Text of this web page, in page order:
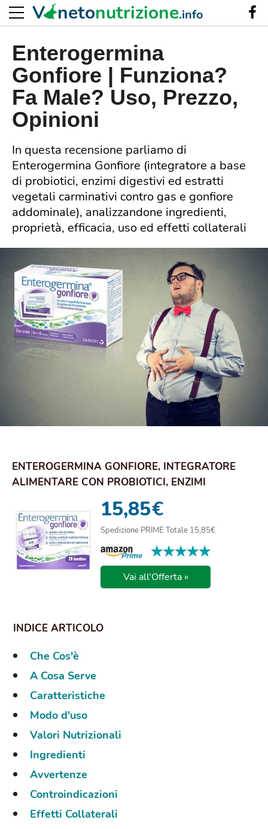
Enterogermina
Gonfiore | Funziona?
Fa Male? Uso, Prezzo,
Opinioni
In questa recensione parliamo di
Enterogermina Gonfiore (integratore a base
di probiotici, enzimi digestivi ed estratti
vegetali carminativi contro gas e gonfiore
addominale), analizzandone ingredienti,
proprietà, efficacia, uso ed effetti collaterali
ENTEROGERMINA GONFIORE, INTEGRATORE
ALIMENTARE CON PROBIOTICI, ENZIMI
15,85€
Spedizione PRIME Totale 15,85€
★★★★★
★★★★★
Vai all'Offerta »
Che Cos'è
A Cosa Serve
Caratteristiche
Modo d'uso
Valori Nutrizionali
Ingredienti
Avvertenze
Controindicazioni
Effetti Collaterali
V netonutrizione.info